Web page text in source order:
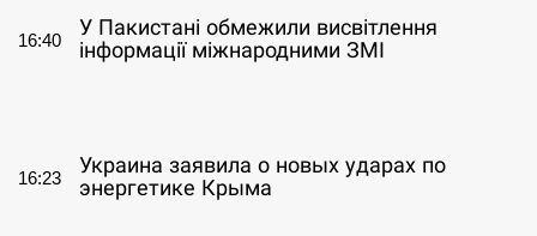
16:40
У Пакистані обмежили висвітлення
інформації міжнародними ЗМІ
16:23
Украина заявила о новых ударах по
энергетике Крыма